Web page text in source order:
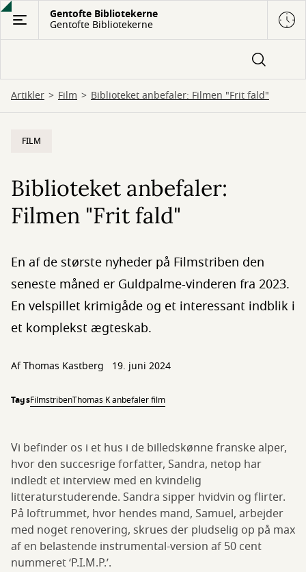
Gå
hovedindhold
Gentofte Bibliotekerne
Gentofte Bibliotekerne
Artikler Film Biblioteket anbefaler: Filmen "Frit fald"
FILM
Biblioteket anbefaler:
Filmen "Frit fald"
En af de største nyheder på Filmstriben den
seneste måned er Guldpalme-vinderen fra 2023.
En velspillet krimigåde og et interessant indblik i
et komplekst ægteskab.
Af Thomas Kastberg 19. juni 2024
TagsFilmstribenThomas K anbefaler film
Vi befinder os i et hus i de billedskønne franske alper,
hvor den succesrige forfatter, Sandra, netop har
indledt et interview med en kvindelig
litteraturstuderende. Sandra sipper hvidvin og flirter.
På loftrummet, hvor hendes mand, Samuel, arbejder
med noget renovering, skrues der pludselig op på max
af en belastende instrumental-version af 50 cent
nummeret ‘P.I.M.P.’.